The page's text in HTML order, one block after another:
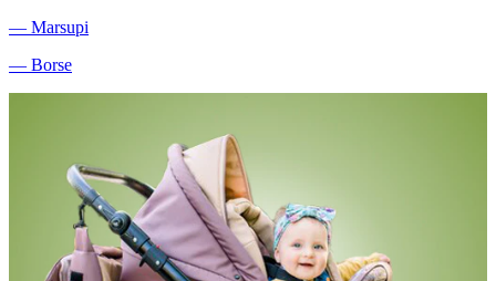
― Marsupi
― Borse